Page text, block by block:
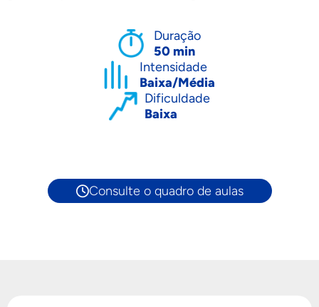
Duração
50 min
Intensidade
Baixa/Média
Dificuldade
Baixa
Consulte o quadro de aulas